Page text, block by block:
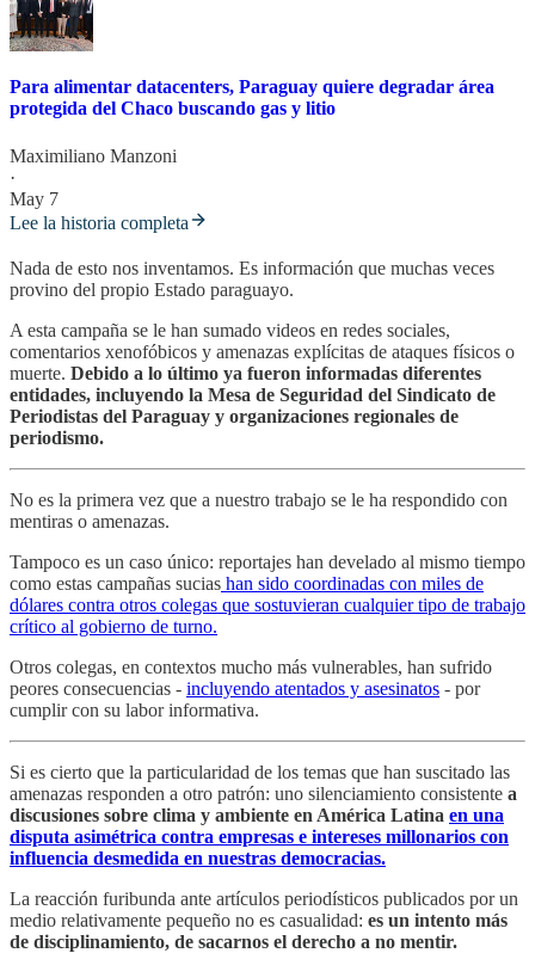
Para alimentar datacenters, Paraguay quiere degradar área
protegida del Chaco buscando gas y litio
Maximiliano Manzoni
·
May 7
Lee la historia completa
Nada de esto nos inventamos. Es información que muchas veces
provino del propio Estado paraguayo.
A esta campaña se le han sumado videos en redes sociales,
comentarios xenofóbicos y amenazas explícitas de ataques físicos o
muerte. Debido a lo último ya fueron informadas diferentes
entidades, incluyendo la Mesa de Seguridad del Sindicato de
Periodistas del Paraguay y organizaciones regionales de
periodismo.
No es la primera vez que a nuestro trabajo se le ha respondido con
mentiras o amenazas.
Tampoco es un caso único: reportajes han develado al mismo tiempo
como estas campañas sucias han sido coordinadas con miles de
dólares contra otros colegas que sostuvieran cualquier tipo de trabajo
crítico al gobierno de turno.
Otros colegas, en contextos mucho más vulnerables, han sufrido
peores consecuencias - incluyendo atentados y asesinatos - por
cumplir con su labor informativa.
Si es cierto que la particularidad de los temas que han suscitado las
amenazas responden a otro patrón: uno silenciamiento consistente a
discusiones sobre clima y ambiente en América Latina en una
disputa asimétrica contra empresas e intereses millonarios con
influencia desmedida en nuestras democracias.
La reacción furibunda ante artículos periodísticos publicados por un
medio relativamente pequeño no es casualidad: es un intento más
de disciplinamiento, de sacarnos el derecho a no mentir.